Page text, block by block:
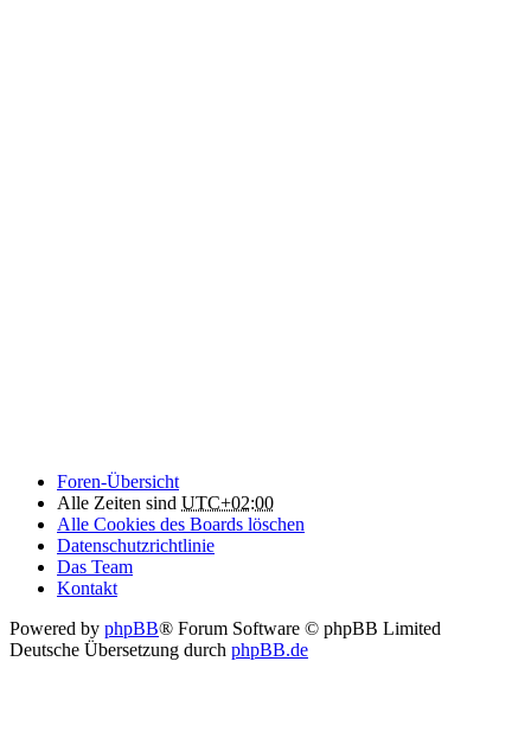
Foren-Übersicht
Alle Zeiten sind UTC+02:00
Alle Cookies des Boards löschen
Datenschutzrichtlinie
Das Team
Kontakt
Powered by phpBB® Forum Software © phpBB Limited
Deutsche Übersetzung durch phpBB.de